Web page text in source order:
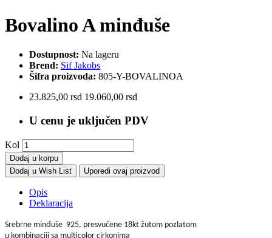
Bovalino A minđuše
Dostupnost: Na lageru
Brend: Sif Jakobs
Šifra proizvoda: 805-Y-BOVALINOA
23.825,00 rsd 19.060,00 rsd
U cenu je uključen PDV
Kol
Dodaj u korpu
Dodaj u Wish List
Uporedi ovaj proizvod
Opis
Deklaracija
Srebrne minđuše 925, presvučene 18kt žutom pozlatom
u kombinaciji sa multicolor cirkonima